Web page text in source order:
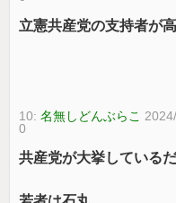
立憲共産党の支持者が
10:名無しどんぶらこ
0
共産党が大挙している